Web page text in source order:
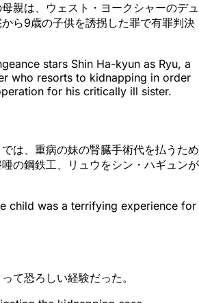
親は、ウェスト・ヨークシャーのデュ
ら9歳の子供を誘拐した罪で有罪判決
stars Shin Ha-kyun as Ryu, a
who resorts to kidnapping in order
for his critically ill sister.
では、重病の妹の腎臓手術代を払うため
の鋼鉄工、リュウをシン・ハギュンが
child was a terrifying experience for
て恐ろしい経験だった。